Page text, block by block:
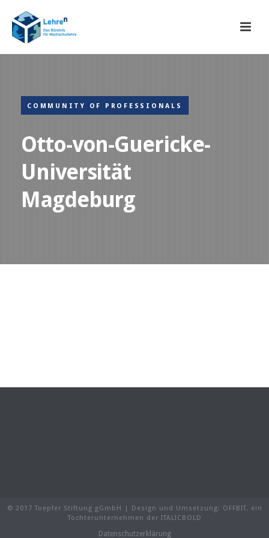
COMMUNITY OF PROFESSIONALS
Otto-von-Guericke-
Universität
Magdeburg
© 2017 Toepfer Stiftung gGmbH | Design und Umsetzung: OFFBIT, ein
Tochterunternehmen der ITALICBOLD
Datenschutzerklärung